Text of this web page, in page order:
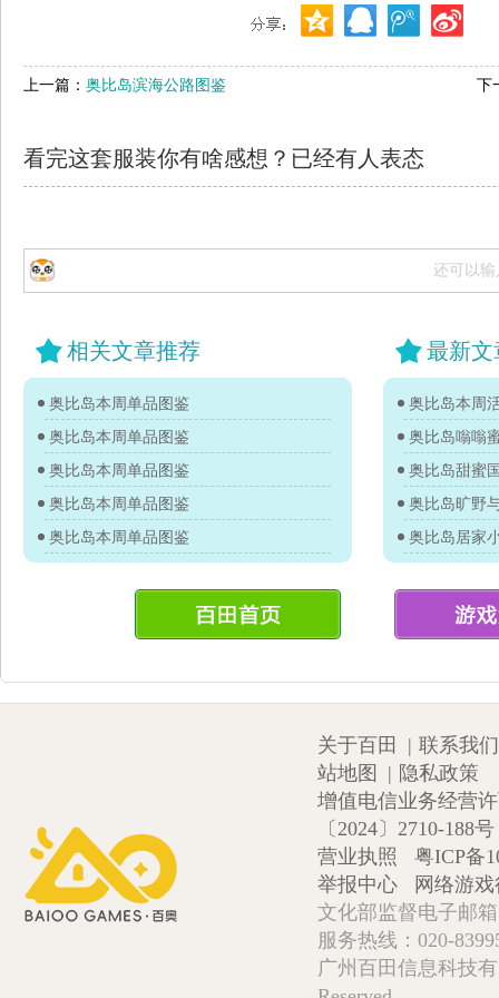
上一篇： 奥比岛滨海公路图鉴 下
看完这套服装你有啥感想？已经有人表态
还可以输
相关文章推荐
奥比岛本周单品图鉴
奥比岛本周单品图鉴
奥比岛本周单品图鉴
奥比岛本周单品图鉴
奥比岛本周单品图鉴
最新文
奥比岛本周
奥比岛嗡嗡
奥比岛甜蜜
奥比岛旷野
奥比岛居家
关于百田 | 联系我们
站地图
| 隐私政策
增值电信业务经营
〔2024〕2710-188号
营业执照
粤ICP备
举报中心
网络游
文化部监督电子邮
服务热线：020-
广州百田信息科技